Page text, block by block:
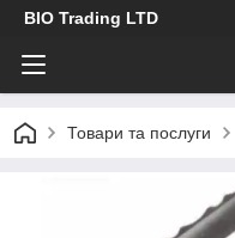
BIO Trading LTD
Товари та послуги